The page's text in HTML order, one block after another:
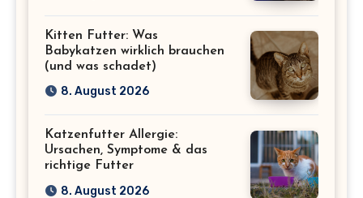
Kitten Futter: Was
Babykatzen wirklich brauchen
(und was schadet)
8. August 2026
Katzenfutter Allergie:
Ursachen, Symptome & das
richtige Futter
8. August 2026